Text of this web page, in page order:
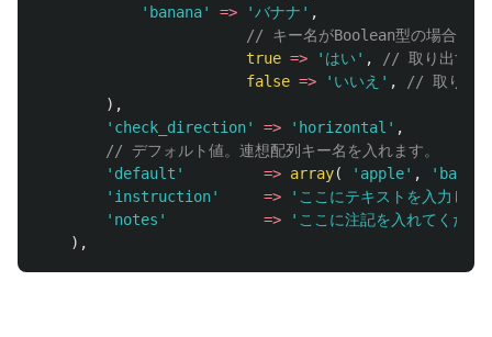
'banana'
=> 'バナナ' ,
// キー名がBoolean型の場合、ラ
true => 'はい' ,
// 取り出す
false => 'いいえ' ,
// 取り出
),
'check_direction'
=> 'horizontal' ,
// デフォルト値。連想配列キー名を入れます。
'default'
=> array( 'apple' ,
'instruction'
=>
'ここにテキストを入力して
'notes'
=>
'ここに注記を入れてくださ
),